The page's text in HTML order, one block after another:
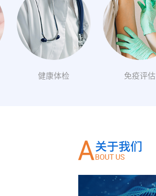
健康体检 免疫评估